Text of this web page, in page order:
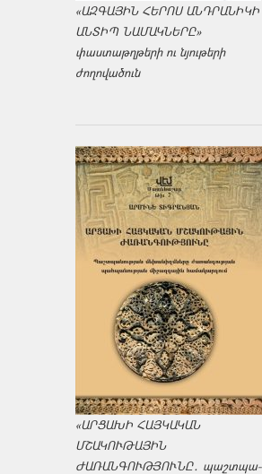
«ԱԶԳԱՅԻՆ ՀԵՐՈՍ ԱՆԴՐԱՆԻԿԻ
ԱՆՏԻՊ ՆԱՄԱԿՆԵՐԸ»
փաստաթղթերի ու նյութերի
ժողովածուն
«ԱՐՑԱԽԻ ՀԱՅԿԱԿԱՆ
ՄՇԱԿՈՒԹԱՅԻՆ
ԺԱՌԱՆԳՈՒԹՅՈՒՆԸ․ պաշտպա­